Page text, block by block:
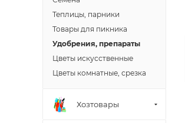
Теплицы, парники
Товары для пикника
Удобрения, препараты
Цветы искусственные
Цветы комнатные, срезка
Хозтовары